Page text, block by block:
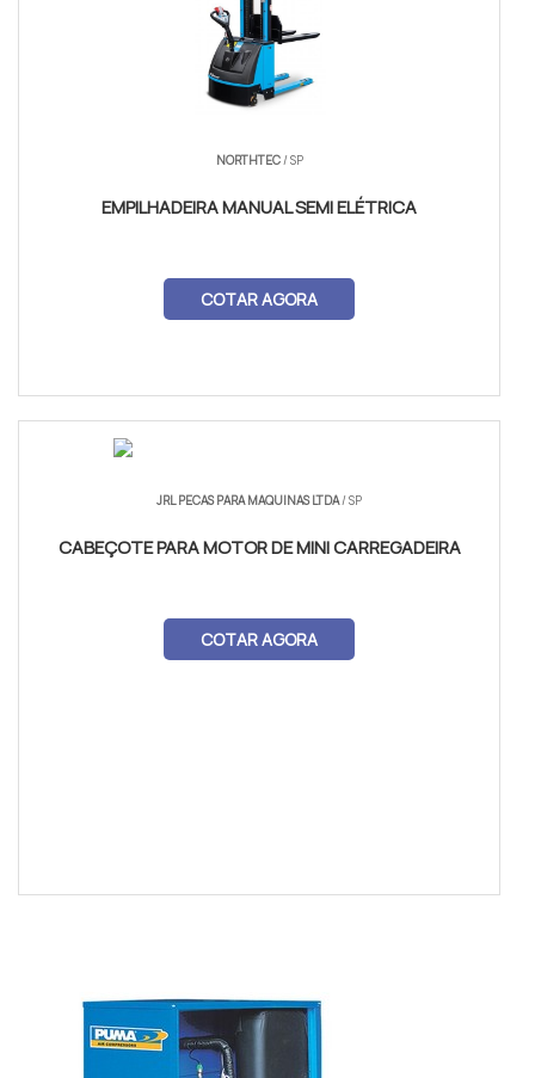
NORTHTEC/ SP
EMPILHADEIRA MANUAL SEMI ELÉTRICA
COTAR AGORA
JRL PECAS PARA MAQUINAS LTDA/ SP
CABEÇOTE PARA MOTOR DE MINI CARREGADEIRA
COTAR AGORA